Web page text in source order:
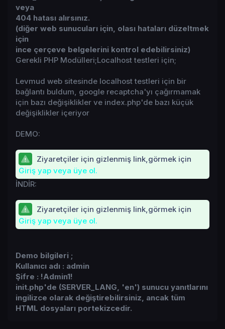
veya
404 hatası alırsınız.
(diğer web sunucuları için, olası hataları düzeltmek
için
ince çerçeve belgelerini kontrol edebilirsiniz)
Gerekli PHP Modülleri;Localhost testleri için;
Levmud web sitesinde localhost testleri için bir
bağlantı buldum, google recaptcha'yı çağırmamak
için bazı değişiklikler ve index.php'de bazı küçük
değişiklikler içeriyor
DEMO:
Ziyaretçiler için gizlenmiş link,görmek için
Giriş yap veya üye ol.
İNDİR:
Ziyaretçiler için gizlenmiş link,görmek için
Giriş yap veya üye ol.
Demo bilgileri ;
Kullanıcı adı : admin
Şifre : !Admin1!
init.php'de (SERVER_LANG, 'en') sunucu yanıtlarını
ingilizce olarak değiştirebilirsiniz, ancak tüm
HTML dosyaları portekizcedir.